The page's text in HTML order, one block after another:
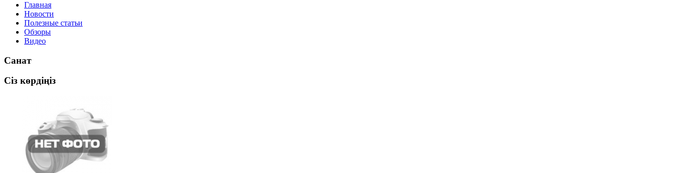
Главная
Новости
Полезные статьи
Обзоры
Видео
Санат
Сіз көрдіңіз